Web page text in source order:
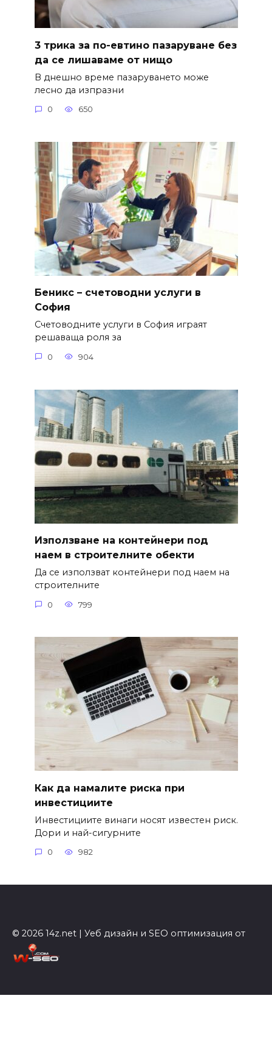
3 трика за по-евтино пазаруване без
да се лишаваме от нищо
В днешно време пазаруването може
лесно да изпразни
0 650
Беникс – счетоводни услуги в
София
Счетоводните услуги в София играят
решаваща роля за
0 904
Използване на контейнери под
наем в строителните обекти
Да се използват контейнери под наем на
строителните
0 799
Как да намалите риска при
инвестициите
Инвестициите винаги носят известен риск.
Дори и най-сигурните
0 982
© 2026 14z.net | Уеб дизайн и SEO оптимизация от